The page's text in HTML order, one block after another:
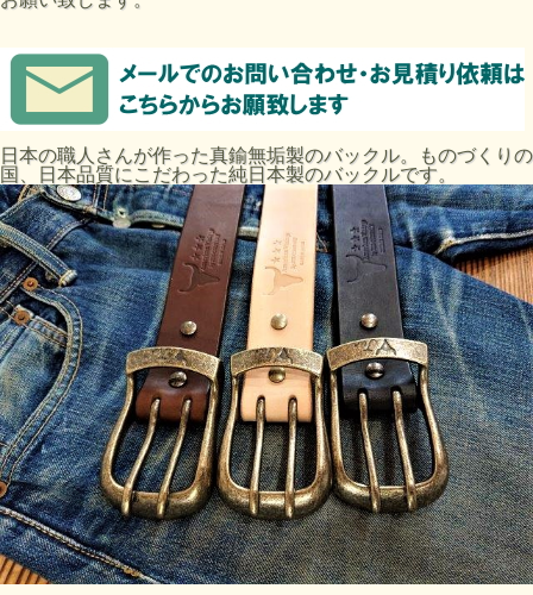
日本の職人さんが作った真鍮無垢製のバックル。ものづくりの
国、日本品質にこだわった純日本製のバックルです。